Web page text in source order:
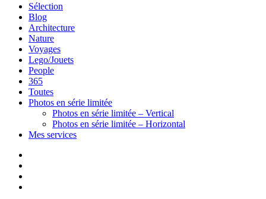
Close
Menu
Sélection
Blog
Architecture
Nature
Voyages
Lego/Jouets
People
365
Toutes
Photos en série limitée
Photos en série limitée – Vertical
Photos en série limitée – Horizontal
Mes services